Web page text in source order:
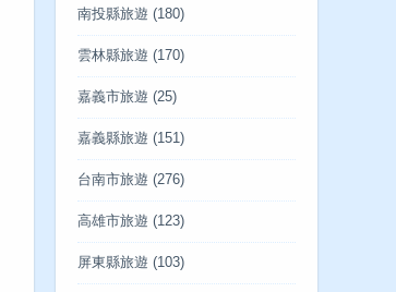
南投縣旅遊 (180)
雲林縣旅遊 (170)
嘉義市旅遊 (25)
嘉義縣旅遊 (151)
台南市旅遊 (276)
高雄市旅遊 (123)
屏東縣旅遊 (103)